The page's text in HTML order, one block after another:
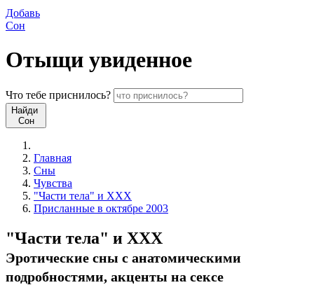
Добавь
Сон
Отыщи увиденное
Что тебе приснилось?
Найди
Сон
Главная
Сны
Чувства
"Части тела" и XXX
Присланные в октябре 2003
"Части тела" и XXX
Эротические сны c анатомическими
подробностями, акценты на сексе